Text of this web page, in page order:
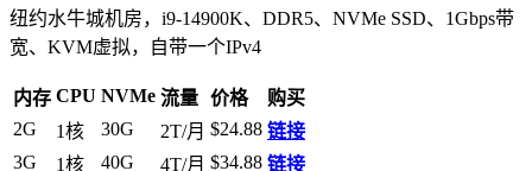
纽约水牛城机房，i9-14900K、DDR5、NVMe SSD、1Gbps带
宽、KVM虚拟，自带一个IPv4
内存 CPU NVMe 流量 价格
购买
2G
1核 30G 2T/月 $24.88 链接
3G
1核 40G 4T/月 $34.88 链接